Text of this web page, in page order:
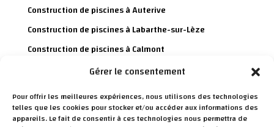
Gérer le consentement
Pour offrir les meilleures expériences, nous utilisons des technologies
telles que les cookies pour stocker et/ou accéder aux informations des
appareils. Le fait de consentir à ces technologies nous permettra de
Construction de piscines à Auterive
Construction de piscines à Labarthe-sur-Lèze
Construction de piscines à Calmont
Charpente et toiture à Auterive